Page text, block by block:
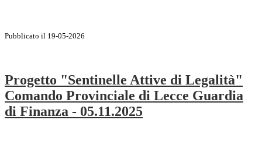
Pubblicato il 19-05-2026
Progetto "Sentinelle Attive di Legalità"
Comando Provinciale di Lecce Guardia
di Finanza - 05.11.2025